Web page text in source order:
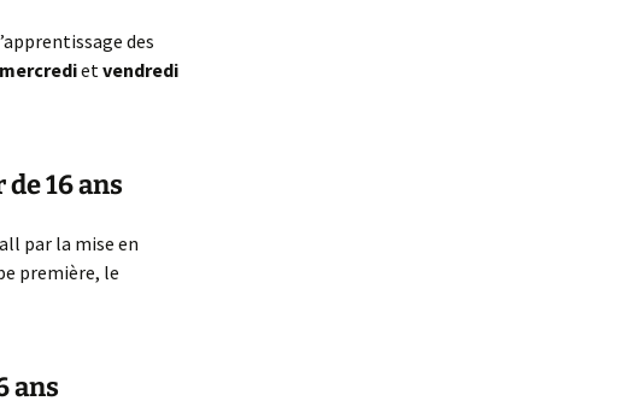
des
mercredietvendredi
16 ans
par la mise en
première, le
ans